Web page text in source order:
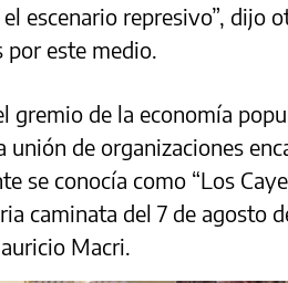
escenario represivo”, dijo
por este medio.
gremio de la economía
unión de organizaciones
se conocía como “Los
caminata del 7 de agosto
Macri.